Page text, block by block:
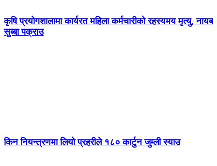
कृषि प्रयोगशालामा कार्यरत महिला कर्मचारीको रहस्यमय मृत्यु, नायब
सुब्बा पक्राउ
किन नियन्त्रणमा लियो प्रहरीले १८० कार्टुन जुम्ली स्याउ